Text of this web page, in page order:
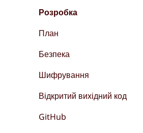
Розробка
План
Безпека
Шифрування
Відкритий вихідний код
GitHub